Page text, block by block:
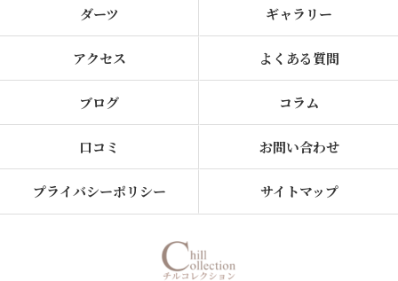
ダーツ ギャラリー
アクセス よくある質問
ブログ コラム
口コミ お問い合わせ
プライバシーポリシー サイトマップ